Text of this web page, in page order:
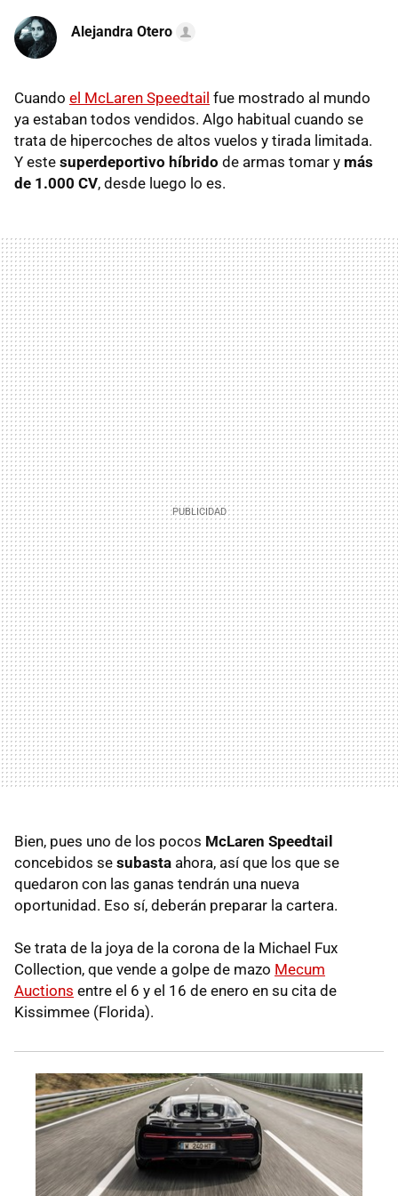
Alejandra Otero
Cuando el McLaren Speedtail fue mostrado al mundo
ya estaban todos vendidos. Algo habitual cuando se
trata de hipercoches de altos vuelos y tirada limitada.
Y este superdeportivo híbrido de armas tomar y más
de 1.000 CV, desde luego lo es.
Bien, pues uno de los pocos McLaren Speedtail
concebidos se subasta ahora, así que los que se
quedaron con las ganas tendrán una nueva
oportunidad. Eso sí, deberán preparar la cartera.
Se trata de la joya de la corona de la Michael Fux
Collection, que vende a golpe de mazo Mecum
Auctions entre el 6 y el 16 de enero en su cita de
Kissimmee (Florida).